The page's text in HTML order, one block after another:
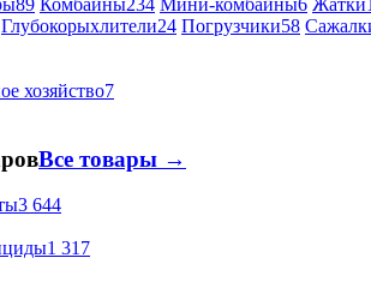
Глубокорыхлители24 Погрузчики58
хозяйство7
Все товары →
3 644
1 317